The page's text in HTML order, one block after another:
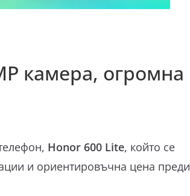
камера, огромна
Honor 600 Lite, който се
и ориентировъчна цена преди